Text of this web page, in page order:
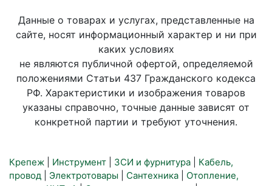
Данные о товарах и услугах, представленные на
сайте, носят информационный характер и ни при
каких условиях
не являются публичной офертой, определяемой
положениями Статьи 437 Гражданского кодекса
РФ. Характеристики и изображения товаров
указаны справочно, точные данные зависят от
конкретной партии и требуют уточнения.
Крепеж Инструмент ЗСИ и фурнитура
Кабель,
провод
Электротовары Сантехника
Отопление,